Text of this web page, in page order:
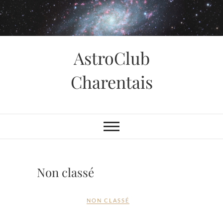
Skip
to
content
AstroClub
Charentais
Non classé
NON CLASSÉ